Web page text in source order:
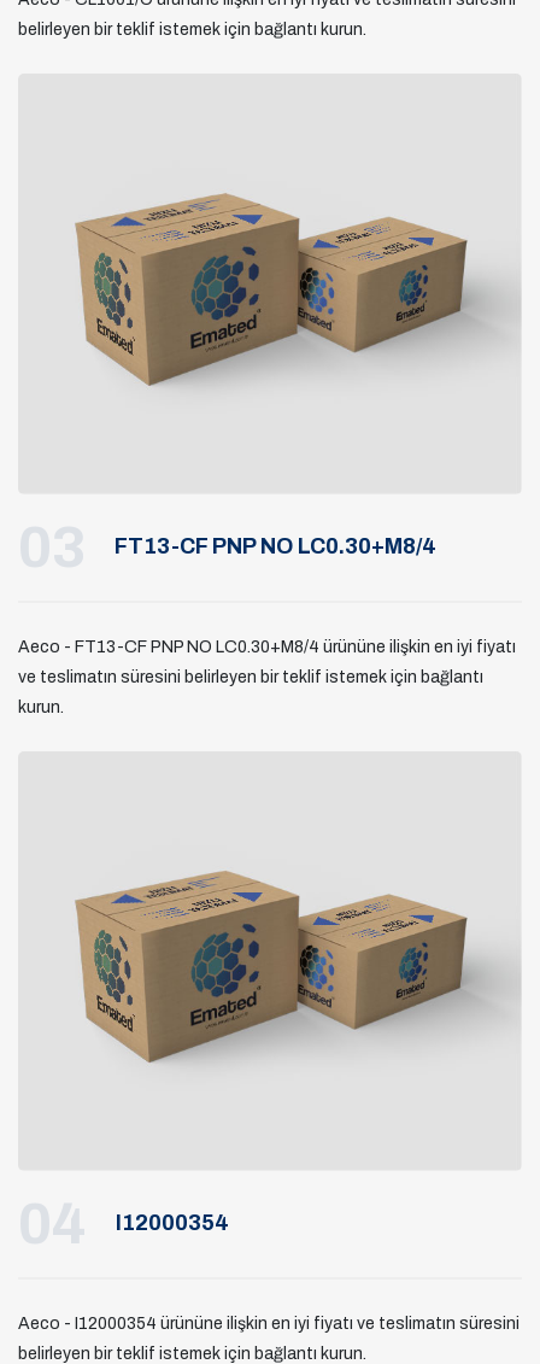
belirleyen bir teklif istemek için bağlantı kurun.
03 FT13-CF PNP NO LC0.30+M8/4
Aeco - FT13-CF PNP NO LC0.30+M8/4 ürününe ilişkin en iyi fiyatı
ve teslimatın süresini belirleyen bir teklif istemek için bağlantı
kurun.
04 I12000354
Aeco - I12000354 ürününe ilişkin en iyi fiyatı ve teslimatın süresini
belirleyen bir teklif istemek için bağlantı kurun.